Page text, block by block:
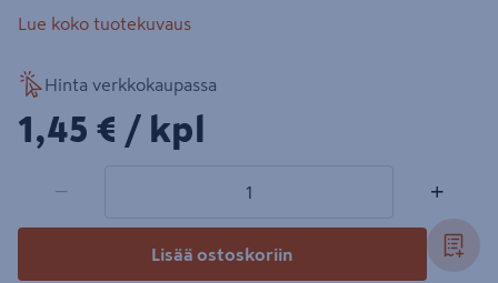
Lue koko tuotekuvaus
Hinta verkkokaupassa
1,45€/kpl
1,45 € / kpl
− +
Lisää ostoskoriin